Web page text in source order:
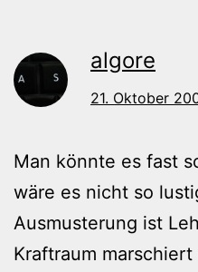
algore
21. Oktober
Man könnte es fast
wäre es nicht so
Ausmusterung ist
Kraftraum